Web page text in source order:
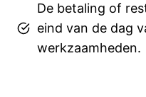
De betaling of
eind van de dag
werkzaamheden.